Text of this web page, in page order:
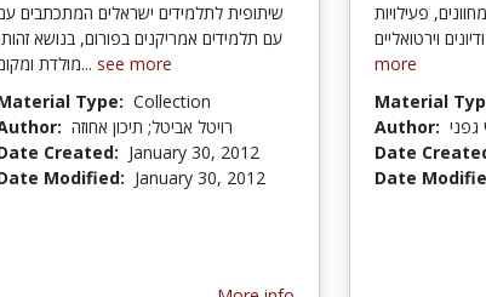
שיתופית לתלמידים ישראלים המתכתבים
עם תלמידים אמריקנים בפורום, בנושא
מולדת ומקום... see more
Type: Collection
רויטל אביטל; תיכון אחוזה
Created: January 30, 2012
Modified: January 30, 2012
פעילויות
more
Material
Author: גפני
Date
Date